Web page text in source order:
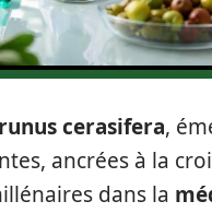
cerasifera,
ancrées à la
dans la